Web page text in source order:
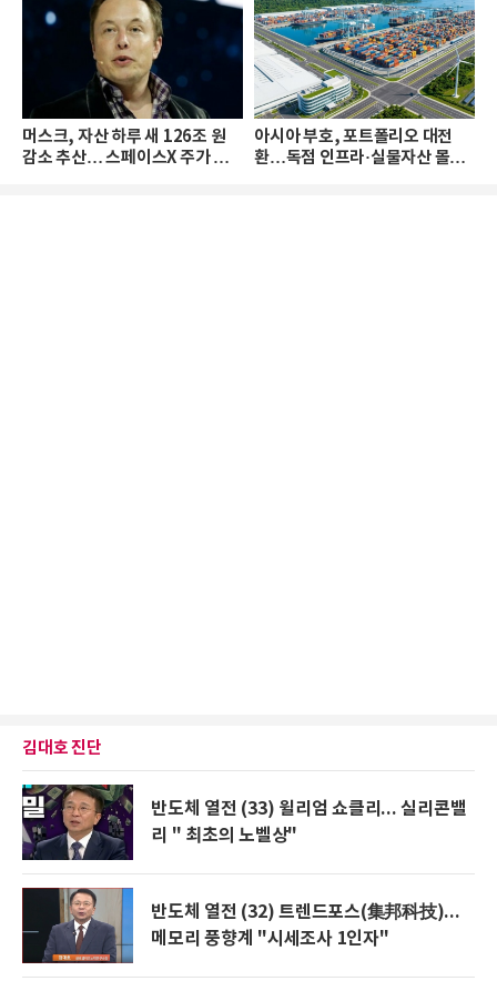
머스크, 자산 하루 새 126조 원
감소 추산… 스페이스X 주가 하
아시아 부호, 포트폴리오 대전
환…독점 인프라·실물자산 몰린
김대호 진단
반도체 열전 (33) 윌리엄 쇼클리... 실리콘밸
리 " 최초의 노벨상"
반도체 열전 (32) 트렌드포스(集邦科技)...
메모리 풍향계 "시세조사 1인자"